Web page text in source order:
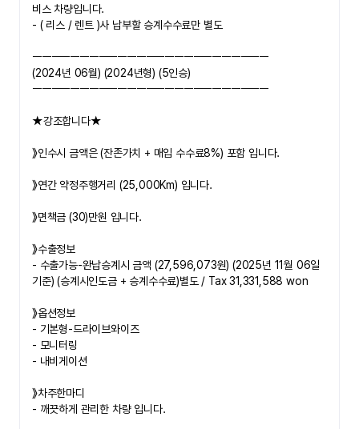
비스 차량입니다.
- ( 리스 / 렌트 )사 납부할 승계수수료만 별도
ㅡㅡㅡㅡㅡㅡㅡㅡㅡㅡㅡㅡㅡㅡㅡㅡㅡㅡㅡㅡㅡㅡㅡㅡㅡ
(2024년 06월) (2024년형) (5인승)
ㅡㅡㅡㅡㅡㅡㅡㅡㅡㅡㅡㅡㅡㅡㅡㅡㅡㅡㅡㅡㅡㅡㅡㅡㅡ
★강조합니다★
》인수시 금액은 (잔존가치 + 매입 수수료8%) 포함 입니다.
》연간 약정주행거리 (25,000Km) 입니다.
》면책금 (30)만원 입니다.
》수출정보
- 수출가능-완납승계시 금액 (27,596,073원) (2025년 11월 06일
기준) (승계시인도금 + 승계수수료)별도 / Tax 31,331,588 won
》옵션정보
- 기본형-드라이브와이즈
- 모니터링
- 내비게이션
》차주한마디
- 깨끗하게 관리한 차량 입니다.